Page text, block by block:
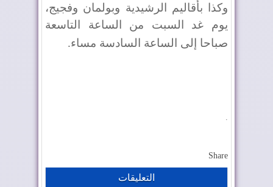
وكذا بأقاليم الرشيدية وبولمان وفجيج،
يوم غد السبت من الساعة التاسعة
صباحا إلى الساعة السادسة مساء.
Share
التعليقات